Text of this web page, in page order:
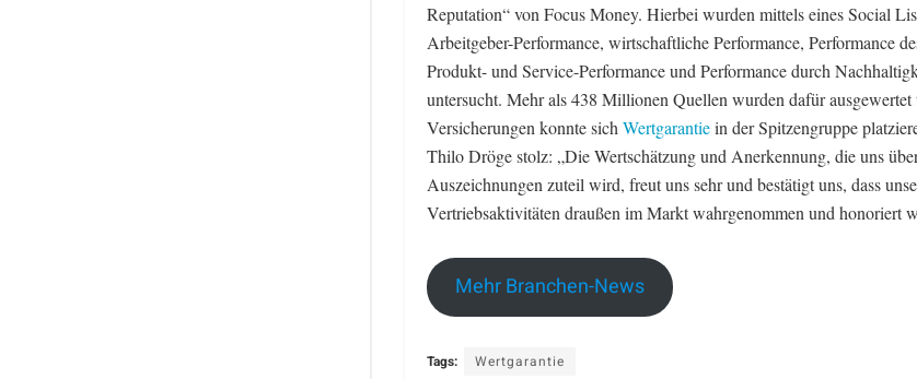
Reputation“ von Focus Money. Hierbei wurden mittels eines Social
Arbeitgeber-Performance, wirtschaftliche Performance, Performance
Produkt- und Service-Performance und Performance durch
untersucht. Mehr als 438 Millionen Quellen wurden dafür
Versicherungen konnte sich Wertgarantiein der Spitzengruppe
Thilo Dröge stolz: „Die Wertschätzung und Anerkennung, die uns
Auszeichnungen zuteil wird, freut uns sehr und bestätigt uns, dass
Vertriebsaktivitäten draußen im Markt wahrgenommen und honoriert
Mehr Branchen-News
Tags: Wertgarantie